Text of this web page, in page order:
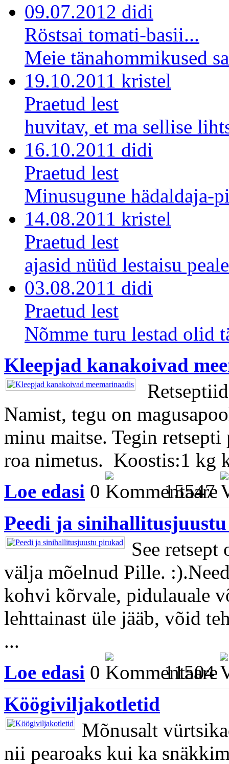
09.07.2012 didi
Röstsai tomati-basii...
Meie tänahommikused
19.10.2011 kristel
Praetud lest
huvitav, et ma sellise
16.10.2011 didi
Praetud lest
Minusugune hädaldaja-
14.08.2011 kristel
Praetud lest
ajasid nüüd lestaisu
03.08.2011 didi
Praetud lest
Nõmme turu lestad olid
Kleepjad kanakoivad
Namist, tegu on
minu maitse. Tegin
roa nimetus. Koostis:1 kg
Loe edasi 0 15547
Peedi ja
See
välja mõelnud Pille.
kohvi kõrvale, pidulauale
lehttainast üle jääb, võid
...
Loe edasi 0 11504
Köögiviljakotletid
Mõnusalt
nii pearoaks kui ka